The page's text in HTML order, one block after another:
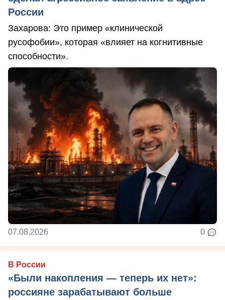
России
Захарова: Это пример «клинической
русофобии», которая «влияет на когнитивные
способности».
07.08.2026 0
В России
«Были накопления — теперь их нет»:
россияне зарабатывают больше